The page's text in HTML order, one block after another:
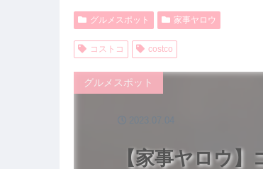
グルメスポット 家事ヤロウ
コストコ costco
【家事ヤロウ
グルメスポット
2023.07.04